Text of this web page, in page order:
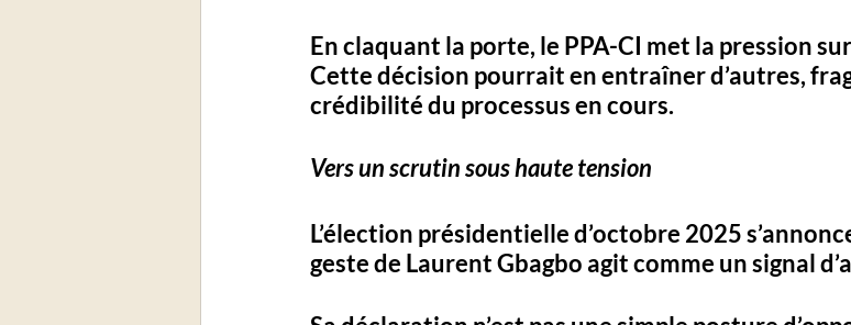
En claquant la porte, le PPA-CI met la pression
Cette décision pourrait en entraîner d’autres,
crédibilité du processus en cours.
Vers un scrutin sous haute tension
L’élection présidentielle d’octobre 2025
geste de Laurent Gbagbo agit comme un signal